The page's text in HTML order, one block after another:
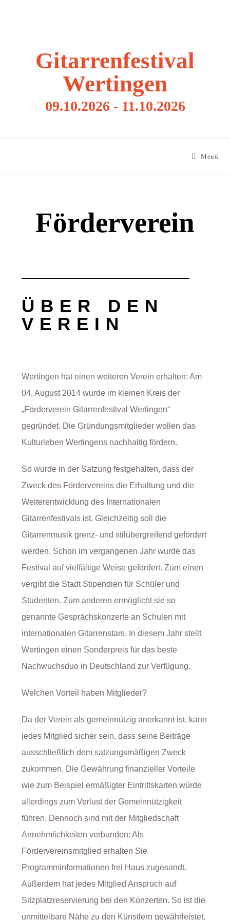
Gitarrenfestival
Wertingen
09.10.2026 - 11.10.2026
Menü
Förderverein
ÜBER DEN
VEREIN
Wertingen hat einen weiteren Verein erhalten: Am
04. August 2014 wurde im kleinen Kreis der
„Förderverein Gitarrenfestival Wertingen“
gegründet. Die Gründungsmitglieder wollen das
Kulturleben Wertingens nachhaltig fördern.
So wurde in der Satzung festgehalten, dass der
Zweck des Fördervereins die Erhaltung und die
Weiterentwicklung des Internationalen
Gitarrenfestivals ist. Gleichzeitig soll die
Gitarrenmusik grenz- und stilübergreifend gefördert
werden. Schon im vergangenen Jahr wurde das
Festival auf vielfältige Weise gefördert. Zum einen
vergibt die Stadt Stipendien für Schüler und
Studenten. Zum anderen ermöglicht sie so
genannte Gesprächskonzerte an Schulen mit
internationalen Gitarrenstars. In diesem Jahr stellt
Wertingen einen Sonderpreis für das beste
Nachwuchsduo in Deutschland zur Verfügung.
Welchen Vorteil haben Mitglieder?
Da der Verein als gemeinnützig anerkannt ist, kann
jedes Mitglied sicher sein, dass seine Beiträge
ausschließlich dem satzungsmäßigen Zweck
zukommen. Die Gewährung finanzieller Vorteile
wie zum Beispiel ermäßigter Eintrittskarten würde
allerdings zum Verlust der Gemeinnützigkeit
führen. Dennoch sind mit der Mitgliedschaft
Annehmlichkeiten verbunden: Als
Fördervereinsmitglied erhalten Sie
Programminformationen frei Haus zugesandt.
Außerdem hat jedes Mitglied Anspruch auf
Sitzplatzreservierung bei den Konzerten. So ist die
unmittelbare Nähe zu den Künstlern gewährleistet.